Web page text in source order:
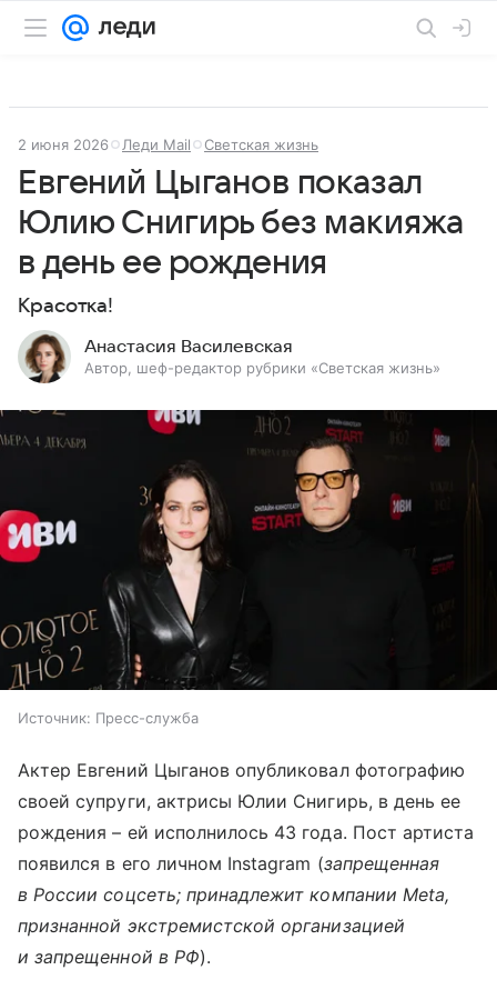
2 июня 2026 Леди Mail Светская жизнь
Евгений Цыганов показал
Юлию Снигирь без макияжа
в день ее рождения
Красотка!
Анастасия Василевская
Автор, шеф-редактор рубрики «Светская жизнь»
Источник: Пресс-служба
Актер Евгений Цыганов опубликовал фотографию
своей супруги, актрисы Юлии Снигирь, в день ее
рождения – ей исполнилось 43 года. Пост артиста
появился в его личном Instagram (запрещенная
в России соцсеть; принадлежит компании Meta,
признанной экстремистской организацией
и запрещенной в РФ).